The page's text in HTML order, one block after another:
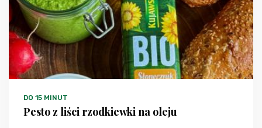
DO 15 MINUT
Pesto z liści rzodkiewki na oleju